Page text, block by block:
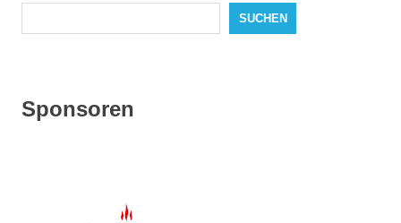
SUCHEN
Sponsoren